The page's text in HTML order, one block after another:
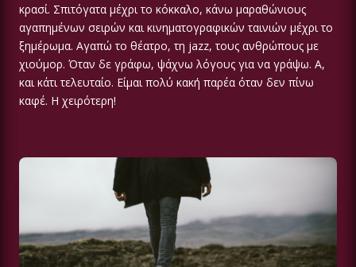
κρασί. Σπιτόγατα μέχρι το κόκκαλο, κάνω μαραθώνιους
αγαπημένων σειρών και κινηματογραφικών ταινιών μέχρι το
ξημέρωμα. Αγαπώ το θέατρο, τη jazz, τους ανθρώπους με
χιούμορ. Όταν δε γράφω, ψάχνω λόγους για να γράψω. Α,
και κάτι τελευταίο. Είμαι πολύ κακή παρέα όταν δεν πίνω
καφέ. Η χειρότερη!